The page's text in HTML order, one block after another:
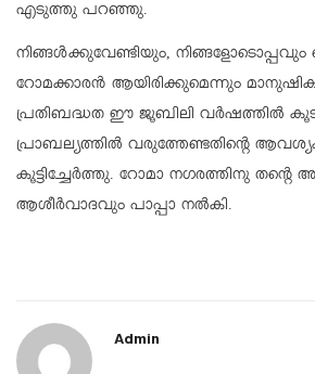
എടുത്തു പറഞ്ഞു.
നിങ്ങള്‍ക്കുവേണ്ടിയും,
റോമക്കാരന്‍ ആയിരിക്കുമെന്നും
പ്രതിബദ്ധത ഈ ജൂബിലി വര്‍ഷത്തില്‍
പ്രാബല്യത്തില്‍ വരുത്തേണ്ടതിന്റെ
കൂട്ടിച്ചേര്‍ത്തു. റോമാ നഗരത്തിനു തന്റെ
ആശീര്‍വാദവും പാപ്പാ നല്‍കി.
Admin